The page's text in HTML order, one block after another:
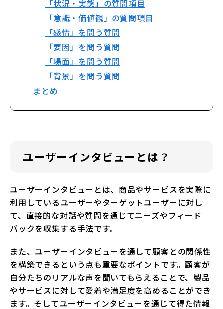
「状況・実態」の質問項目
「意識・価値観」の質問項目
「感情」を問う質問
「要因」を問う質問
「場面」を問う質問
「背景」を問う質問
まとめ
ユーザーインタビューとは？
ユーザーインタビューとは、商品やサービスを実際に
利用しているユーザーやターゲットユーザーに対し
て、直接的な対話や質問を通じてニーズやフィード
バックを収集する手法です。
また、ユーザーインタビューを通して顧客との関係性
を構築できるという点も重要なポイントです。顧客が
自分たちのリアルな声を聞いてもらえることで、製品
やサービスに対して愛着や満足度を高めることができ
ます。そしてユーザーインタビューを通じて得た情報